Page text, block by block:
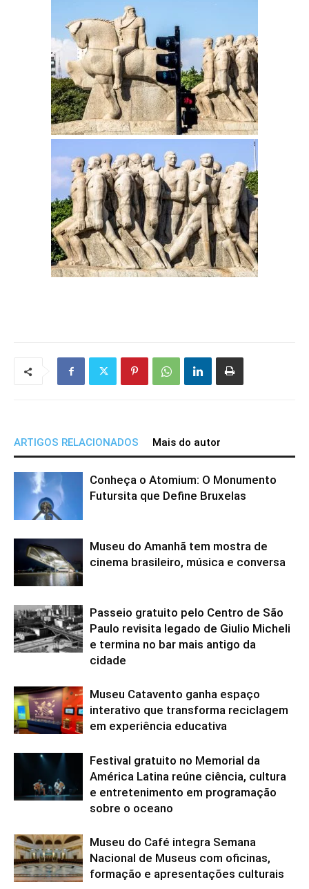
ARTIGOS RELACIONADOS Mais do autor
Conheça o Atomium: O Monumento
Futursita que Define Bruxelas
Museu do Amanhã tem mostra de
cinema brasileiro, música e conversa
Passeio gratuito pelo Centro de São
Paulo revisita legado de Giulio Micheli
e termina no bar mais antigo da
cidade
Museu Catavento ganha espaço
interativo que transforma reciclagem
em experiência educativa
Festival gratuito no Memorial da
América Latina reúne ciência, cultura
e entretenimento em programação
sobre o oceano
Museu do Café integra Semana
Nacional de Museus com oficinas,
formação e apresentações culturais